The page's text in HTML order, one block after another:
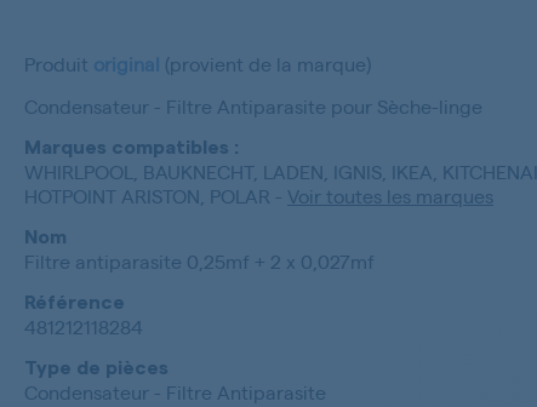
Produit original (provient de la marque)
Condensateur - Filtre Antiparasite pour Sèche-linge
Marques compatibles :
WHIRLPOOL, BAUKNECHT, LADEN, IGNIS, IKEA,
HOTPOINT ARISTON, POLAR - Voir toutes les marques
Nom
Filtre antiparasite 0,25mf + 2 x 0,027mf
Référence
481212118284
Type de pièces
Condensateur - Filtre Antiparasite